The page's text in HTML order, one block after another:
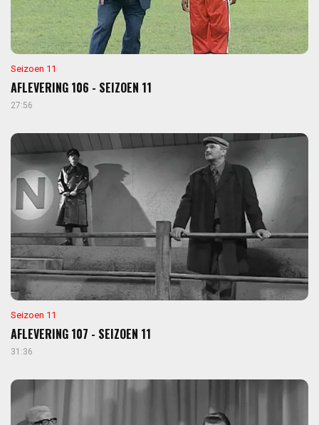
Seizoen 11
AFLEVERING 106 - SEIZOEN 11
27:56
Seizoen 11
AFLEVERING 107 - SEIZOEN 11
31:36